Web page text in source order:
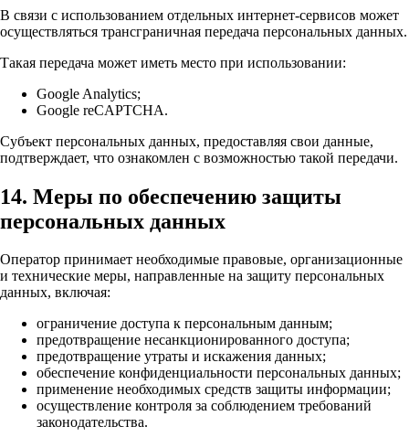
В связи с использованием отдельных интернет-сервисов может
осуществляться трансграничная передача персональных данных.
Такая передача может иметь место при использовании:
Google Analytics;
Google reCAPTCHA.
Субъект персональных данных, предоставляя свои данные,
подтверждает, что ознакомлен с возможностью такой передачи.
14. Меры по обеспечению защиты
персональных данных
Оператор принимает необходимые правовые, организационные
и технические меры, направленные на защиту персональных
данных, включая:
ограничение доступа к персональным данным;
предотвращение несанкционированного доступа;
предотвращение утраты и искажения данных;
обеспечение конфиденциальности персональных данных;
применение необходимых средств защиты информации;
осуществление контроля за соблюдением требований
законодательства.